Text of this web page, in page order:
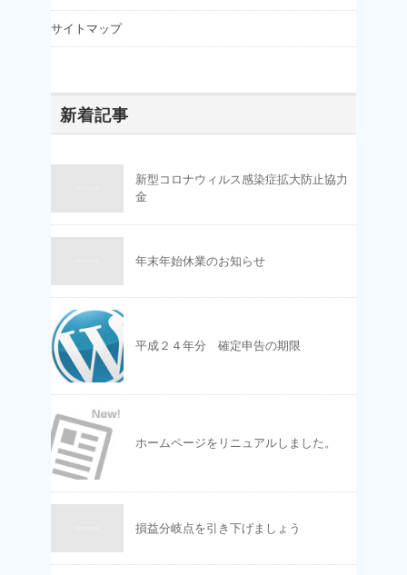
サイトマップ
新着記事
新型コロナウィルス感染症拡大防止協力
金
年末年始休業のお知らせ
平成２４年分 確定申告の期限
ホームページをリニュアルしました。
損益分岐点を引き下げましょう